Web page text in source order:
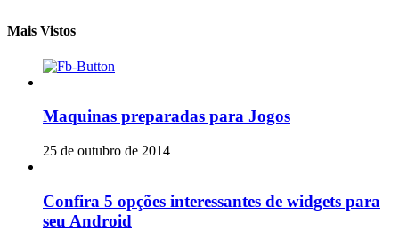
Mais Vistos
Maquinas preparadas para Jogos
25 de outubro de 2014
Confira 5 opções interessantes de widgets para
seu Android